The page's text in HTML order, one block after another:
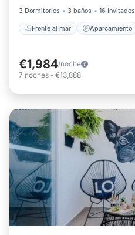
3 Dormitorios 3 baños 16 Invitados
Frente al mar Aparcamiento
€1,984/noche
7 noches - €13,888